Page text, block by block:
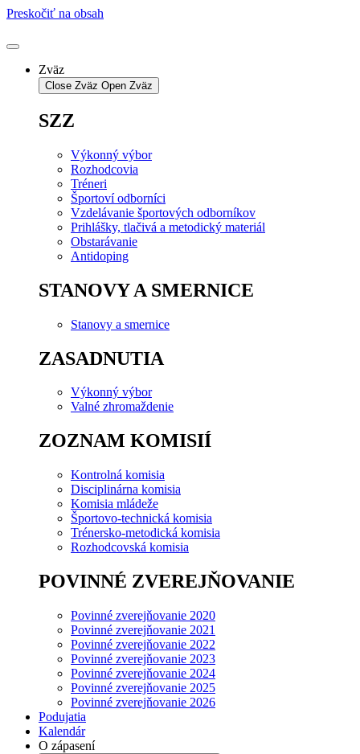
Preskočiť na obsah
Zväz
Close Zväz Open Zväz
SZZ
Výkonný výbor
Rozhodcovia
Tréneri
Športoví odborníci
Vzdelávanie športových odborníkov
Prihlášky, tlačivá a metodický materiál
Obstarávanie
Antidoping
STANOVY A SMERNICE
Stanovy a smernice
ZASADNUTIA
Výkonný výbor
Valné zhromaždenie
ZOZNAM KOMISIÍ
Kontrolná komisia
Disciplinárna komisia
Komisia mládeže
Športovo-technická komisia
Trénersko-metodická komisia
Rozhodcovská komisia
POVINNÉ ZVEREJŇOVANIE
Povinné zverejňovanie 2020
Povinné zverejňovanie 2021
Povinné zverejňovanie 2022
Povinné zverejňovanie 2023
Povinné zverejňovanie 2024
Povinné zverejňovanie 2025
Povinné zverejňovanie 2026
Podujatia
Kalendár
O zápasení